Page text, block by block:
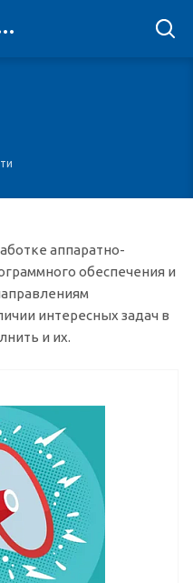
деятельности
аппаратно-
обеспечения и
интересных задач в
и их.